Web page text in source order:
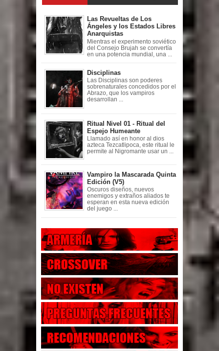
Las Revueltas de Los
Ángeles y los Estados Libres
Anarquistas
Mientras el experimento soviético
del Consejo Brujah se convertía
en una potencia mundial, una ...
Disciplinas
Las Disciplinas son poderes
sobrenaturales concedidos por el
Abrazo, que los vampiros
desarrollan ...
Ritual Nivel 01 - Ritual del
Espejo Humeante
Llamado así en honor al dios
azteca Tezcatlipoca, este ritual le
permite al Nigromante usar un ...
Vampiro la Mascarada Quinta
Edición (V5)
Oscuros diseños, nuevos
enemigos y extraños aliados te
esperan en esta nueva edición
del juego ...